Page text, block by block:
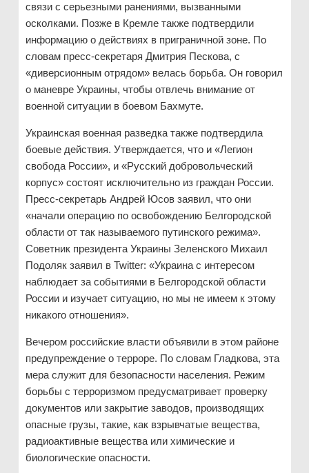
связи с серьезными ранениями, вызванными
осколками. Позже в Кремле также подтвердили
информацию о действиях в приграничной зоне. По
словам пресс-секретаря Дмитрия Пескова, с
«диверсионным отрядом» велась борьба. Он говорил
о маневре Украины, чтобы отвлечь внимание от
военной ситуации в боевом Бахмуте.
Украинская военная разведка также подтвердила
боевые действия. Утверждается, что и «Легион
свобода России», и «Русский добровольческий
корпус» состоят исключительно из граждан России.
Пресс-секретарь Андрей Юсов заявил, что они
«начали операцию по освобождению Белгородской
области от так называемого путинского режима».
Советник президента Украины Зеленского Михаил
Подоляк заявил в Twitter: «Украина с интересом
наблюдает за событиями в Белгородской области
России и изучает ситуацию, но мы не имеем к этому
никакого отношения».
Вечером российские власти объявили в этом районе
предупреждение о терроре. По словам Гладкова, эта
мера служит для безопасности населения. Режим
борьбы с терроризмом предусматривает проверку
документов или закрытие заводов, производящих
опасные грузы, такие, как взрывчатые вещества,
радиоактивные вещества или химические и
биологические опасности.